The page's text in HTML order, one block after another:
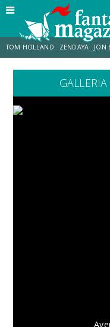
TOM HOLLAND ZENDAYA JON
LUCCA COMICS